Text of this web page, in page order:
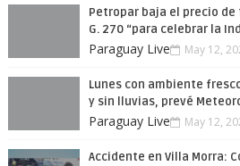
Petropar baja el precio
G. 270 “para celebrar la
Paraguay Live May 12,
Lunes con ambiente
y sin lluvias, prevé
Paraguay Live May 12,
Accidente en Villa Morra: